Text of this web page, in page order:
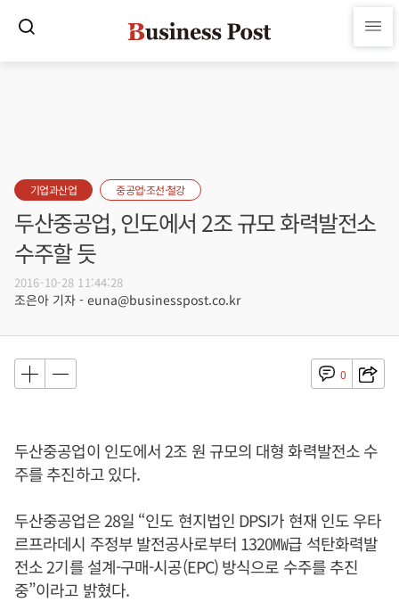
기업과산업 중공업·조선·철강
두산중공업, 인도에서 2조 규모 화력발전소
수주할 듯
2016-10-28 11:44:28
조은아 기자 - euna@businesspost.co.kr
0
두산중공업이 인도에서 2조 원 규모의 대형 화력발전소 수
주를 추진하고 있다.
두산중공업은 28일 “인도 현지법인 DPSI가 현재 인도 우타
르프라데시 주정부 발전공사로부터 1320㎿급 석탄화력발
전소 2기를 설계-구매-시공(EPC) 방식으로 수주를 추진
중”이라고 밝혔다.